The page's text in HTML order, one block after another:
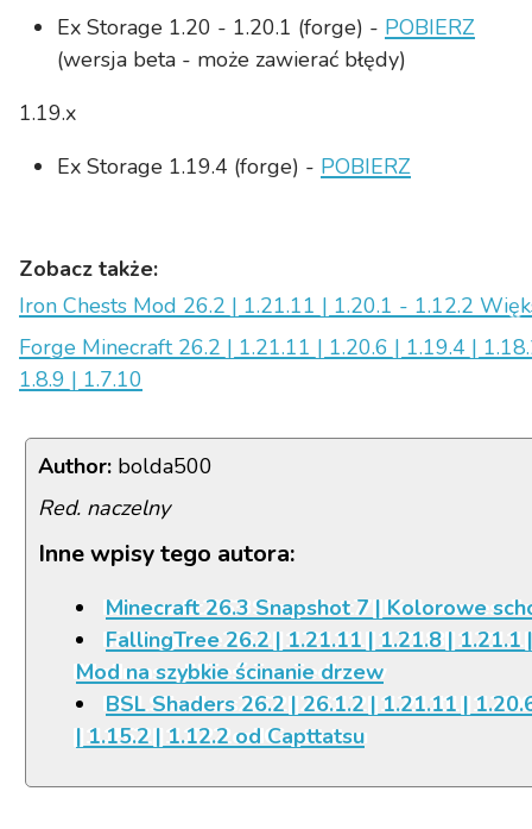
Ex Storage 1.20 - 1.20.1 (forge) - POBIERZ
(wersja beta - może zawierać błędy)
1.19.x
Ex Storage 1.19.4 (forge) - POBIERZ
Zobacz także:
Iron Chests Mod 26.2 | 1.21.11 | 1.20.1 - 1.12.2
Forge Minecraft 26.2 | 1.21.11 | 1.20.6 | 1.19.4 |
1.8.9 | 1.7.10
Author: bolda500
Red. naczelny
Inne wpisy tego autora:
Minecraft 26.3 Snapshot 7 | Kolorowe
FallingTree 26.2 | 1.21.11 | 1.21.8 |
Mod na szybkie ścinanie drzew
BSL Shaders 26.2 | 26.1.2 | 1.21.11 |
| 1.15.2 | 1.12.2 od Capttatsu